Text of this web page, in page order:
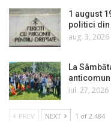
1 august
politici
aug. 3, 2026
La
iul. 27, 2026
PREV NEXT 1 of 2.484